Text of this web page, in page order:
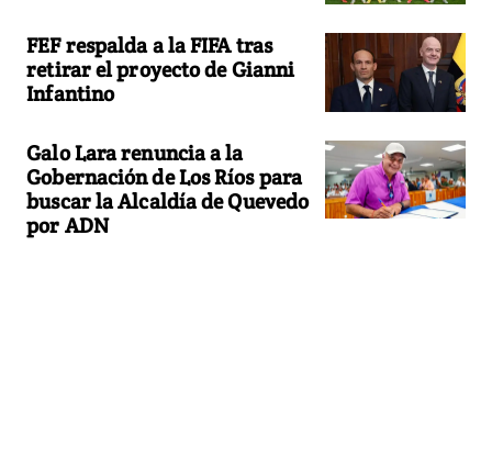
FEF respalda a la FIFA tras
retirar el proyecto de Gianni
Infantino
Galo Lara renuncia a la
Gobernación de Los Ríos para
buscar la Alcaldía de Quevedo
por ADN